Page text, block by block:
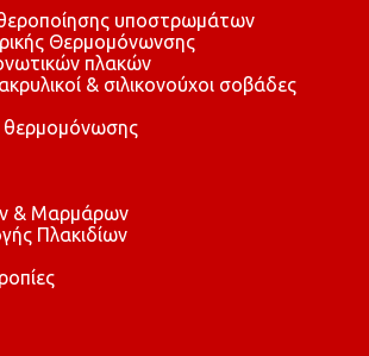
υποστρωμάτων
Θερμομόνωνσης
πλακών
& σιλικονούχοι σοβάδες
& Μαρμάρων
Πλακιδίων